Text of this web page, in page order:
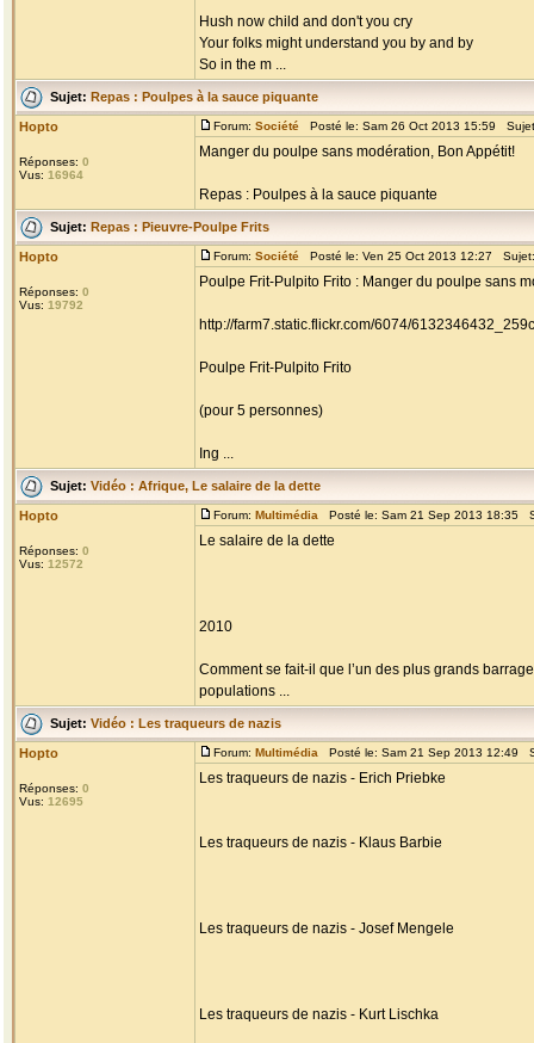
Hush now child and don't you cry
Your folks might understand you by and by
So in the m ...
Sujet: Repas : Poulpes à la sauce piquante
Hopto
Réponses: 0
Vus: 16964
Forum: Société Posté le: Sam 26 Oct 2013 15:59
Manger du poulpe sans modération, Bon Appétit!
Repas : Poulpes à la sauce piquante
Sujet: Repas : Pieuvre-Poulpe Frits
Hopto
Réponses: 0
Vus: 19792
Forum: Société Posté le: Ven 25 Oct 2013 12:27
Poulpe Frit-Pulpito Frito : Manger du poulpe sans
http://farm7.static.flickr.com/6074/
Poulpe Frit-Pulpito Frito
(pour 5 personnes)
Ing ...
Sujet: Vidéo : Afrique, Le salaire de la dette
Hopto
Réponses: 0
Vus: 12572
Forum: Multimédia Posté le: Sam 21 Sep 2013 18:35
Le salaire de la dette
2010
Comment se fait-il que l’un des plus grands
populations ...
Sujet: Vidéo : Les traqueurs de nazis
Hopto
Réponses: 0
Vus: 12695
Forum: Multimédia Posté le: Sam 21 Sep 2013 12:49
Les traqueurs de nazis - Erich Priebke
Les traqueurs de nazis - Klaus Barbie
Les traqueurs de nazis - Josef Mengele
Les traqueurs de nazis - Kurt Lischka